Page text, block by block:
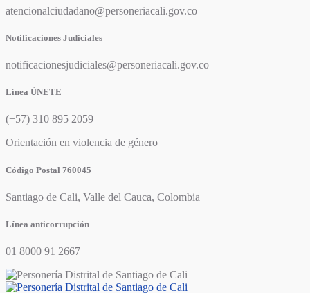
atencionalciudadano@personeriacali.gov.co
Notificaciones Judiciales
notificacionesjudiciales@personeriacali.gov.co
Línea ÚNETE
(+57) 310 895 2059
Orientación en violencia de género
Código Postal 760045
Santiago de Cali, Valle del Cauca, Colombia
Línea anticorrupción
01 8000 91 2667